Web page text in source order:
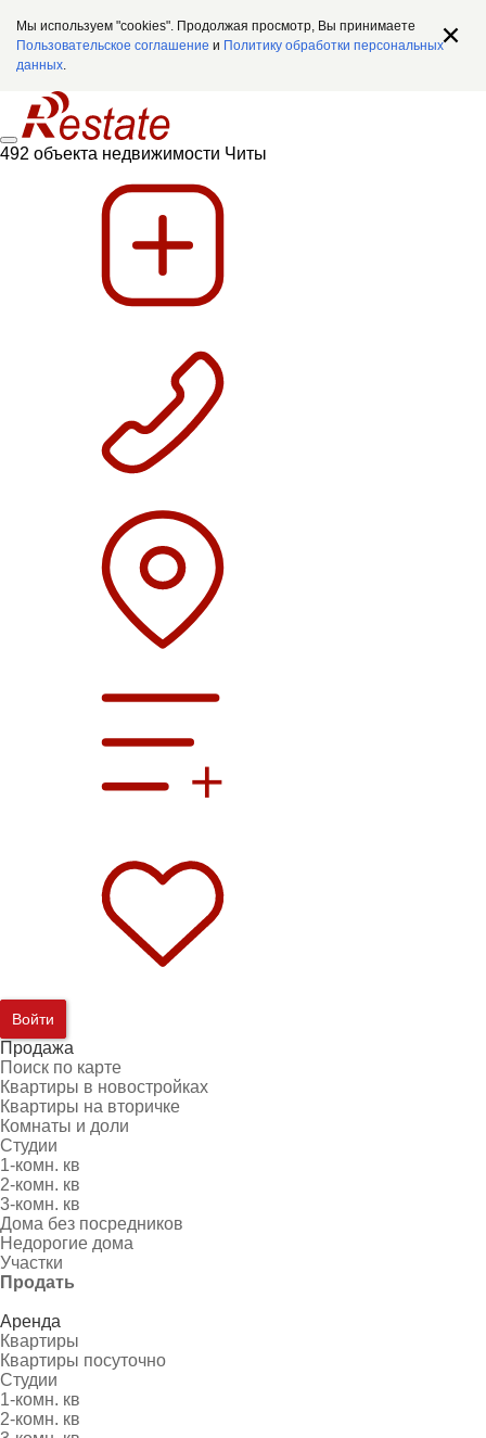
Мы используем "cookies". Продолжая просмотр, Вы принимаете
Пользовательское соглашение и Политику обработки персональных
данных.
492 объекта недвижимости Читы
Войти
Продажа
Поиск по карте
Квартиры в новостройках
Квартиры на вторичке
Комнаты и доли
Студии
1-комн. кв
2-комн. кв
3-комн. кв
Дома без посредников
Недорогие дома
Участки
Продать
Аренда
Квартиры
Квартиры посуточно
Студии
1-комн. кв
2-комн. кв